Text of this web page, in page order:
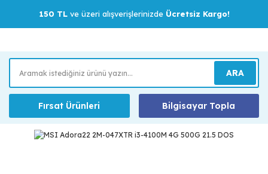
150 TLve üzeri alışverişlerinizde Ücretsiz Kargo!
ARA
Fırsat Ürünleri Bilgisayar Topla